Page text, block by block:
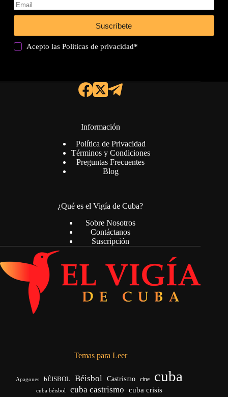
Suscríbete
Acepto lasPoliticas de privacidad*
Información
Política de Privacidad
Términos y Condiciones
Preguntas Frecuentes
Blog
¿Qué es el Vigía de Cuba?
Sobre Nosotros
Contáctanos
Suscripción
Temas para Leer
Apagones bÉISBOL Béisbol Castrismo cine cuba
cuba béisbol cuba castrismo cuba crisis